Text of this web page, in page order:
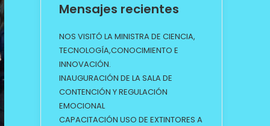
Mensajes recientes
NOS VISITÓ LA MINISTRA DE CIENCIA,
TECNOLOGÍA,CONOCIMIENTO E
INNOVACIÓN.
INAUGURACIÓN DE LA SALA DE
CONTENCIÓN Y REGULACIÓN
EMOCIONAL
CAPACITACIÓN USO DE EXTINTORES A